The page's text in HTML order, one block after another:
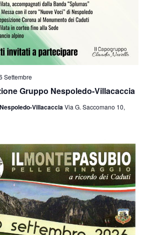
Gruppo Nespoledo-Villacaccia
Settembre
VillacacciaVia G. Saccomano 10,